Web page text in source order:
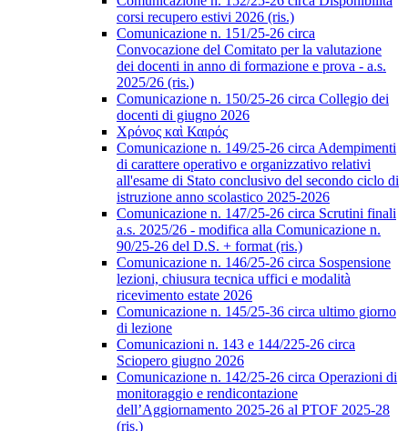
corsi recupero estivi 2026 (ris.)
Comunicazione n. 151/25-26 circa
Convocazione del Comitato per la valutazione
dei docenti in anno di formazione e prova - a.s.
2025/26 (ris.)
Comunicazione n. 150/25-26 circa Collegio dei
docenti di giugno 2026
Χρόνος καὶ Καιρός
Comunicazione n. 149/25-26 circa Adempimenti
di carattere operativo e organizzativo relativi
all'esame di Stato conclusivo del secondo ciclo di
istruzione anno scolastico 2025-2026
Comunicazione n. 147/25-26 circa Scrutini finali
a.s. 2025/26 - modifica alla Comunicazione n.
90/25-26 del D.S. + format (ris.)
Comunicazione n. 146/25-26 circa Sospensione
lezioni, chiusura tecnica uffici e modalità
ricevimento estate 2026
Comunicazione n. 145/25-36 circa ultimo giorno
di lezione
Comunicazioni n. 143 e 144/225-26 circa
Sciopero giugno 2026
Comunicazione n. 142/25-26 circa Operazioni di
monitoraggio e rendicontazione
dell’Aggiornamento 2025-26 al PTOF 2025-28
(ris.)